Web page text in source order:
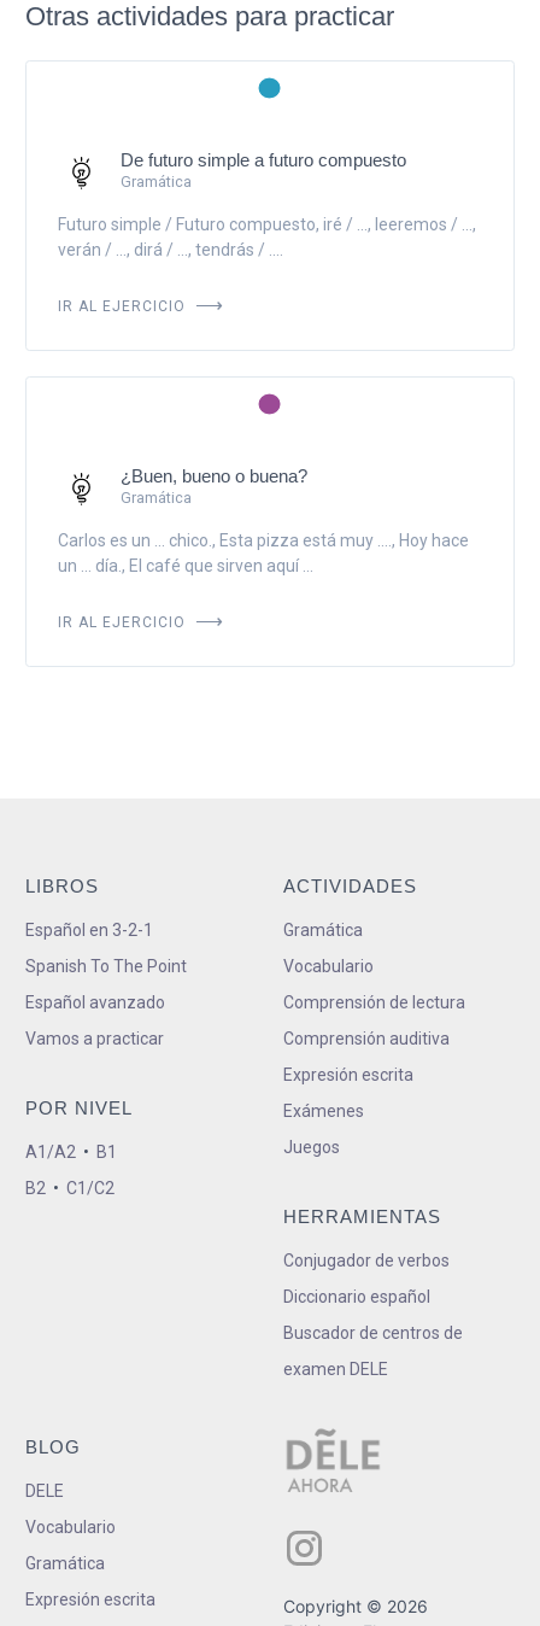
Otras actividades para practicar
De futuro simple a futuro compuesto
Gramática
Futuro simple / Futuro compuesto, iré / ..., leeremos / ...,
verán / ..., dirá / ..., tendrás / ....
IR AL EJERCICIO
¿Buen, bueno o buena?
Gramática
Carlos es un ... chico., Esta pizza está muy ...., Hoy hace
un ... día., El café que sirven aquí ...
IR AL EJERCICIO
LIBROS
Español en 3-2-1
Spanish To The Point
Español avanzado
Vamos a practicar
POR NIVEL
A1/A2 • B1
B2 • C1/C2
ACTIVIDADES
Gramática
Vocabulario
Comprensión de lectura
Comprensión auditiva
Expresión escrita
Exámenes
Juegos
HERRAMIENTAS
Conjugador de verbos
Diccionario español
Buscador de centros de
examen DELE
BLOG
DELE
Vocabulario
Gramática
Expresión escrita
Copyright © 2026